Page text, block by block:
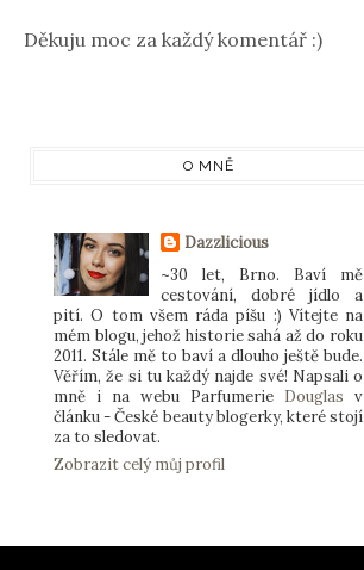
Děkuju moc za každý komentář :)
O MNĚ
Dazzlicious
~30 let, Brno. Baví mě
cestování, dobré jídlo a
pití. O tom všem ráda píšu :) Vítejte na
mém blogu, jehož historie sahá až do roku
2011. Stále mě to baví a dlouho ještě bude.
Věřím, že si tu každý najde své! Napsali o
mně i na webu Parfumerie Douglas v
článku - České beauty blogerky, které stojí
za to sledovat.
Zobrazit celý můj profil